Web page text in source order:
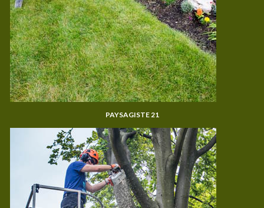
PAYSAGISTE 21